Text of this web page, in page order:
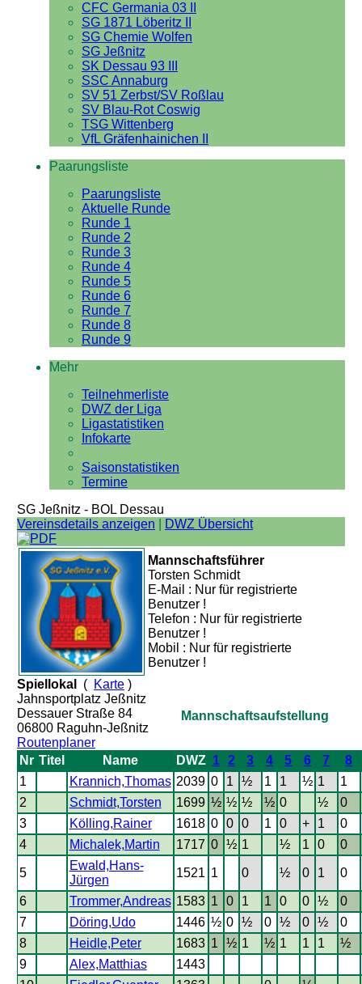
CFC Germania 03 II
SG 1871 Löberitz II
SG Chemie Wolfen
SG Jeßnitz
SK Dessau 93 III
SSC Annaburg
SV 51 Zerbst/SV Roßlau
SV Blau-Rot Coswig
TSG Wittenberg
VfL Gräfenhainichen II
Paarungsliste
Paarungsliste
Aktuelle Runde
Runde 1
Runde 2
Runde 3
Runde 4
Runde 5
Runde 6
Runde 7
Runde 8
Runde 9
Mehr
Teilnehmerliste
DWZ der Liga
Ligastatistiken
Infokarte
Saisonstatistiken
Termine
SG Jeßnitz - BOL Dessau
Vereinsdetails anzeigen
DWZ Übersicht
Mannschaftsführer
Torsten Schmidt
E-Mail : Nur für registrierte
Benutzer !
Telefon : Nur für registrierte
Benutzer !
Mobil : Nur für registrierte
Benutzer !
Spiellokal
( Karte)
Jahnsportplatz Jeßnitz
Dessauer Straße 84
06800 Raguhn-Jeßnitz
Routenplaner
Mannschaftsaufstellung
Nr Titel Name DWZ 1 2 3 4 5 6 7
8
1
Krannich,Thomas 2039 0 1 ½ 1 1 ½ 1
1
2
Schmidt,Torsten 1699 ½ ½ ½ ½ 0 ½
0
3
Kölling,Rainer 1618 0 0 0 1 0 + 1
0
4
Michalek,Martin 1717 0 ½ 1 ½ 1 0 0
5
Ewald,Hans-
Jürgen
1521 1 0 ½ 0 1 0
6 Trommer,Andreas 1583 1 0 1 1 0 0 ½
0
7
Döring,Udo 1446 ½ 0 ½ 0 ½ 0 ½
0
8
Heidle,Peter 1683 1 ½ 1 ½ 1 1 1
½
9
Alex,Matthias
1443